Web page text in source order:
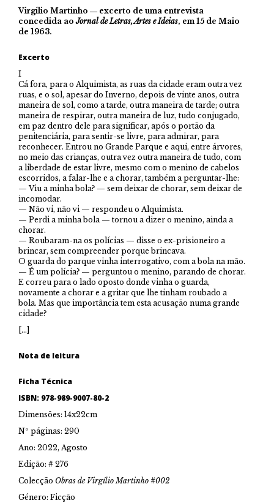
Virgílio Martinho ― excerto de uma entrevista
concedida aoJornal de Letras, Artes e Ideias, em 15 de Maio
de 1963.
Excerto
I
Cá fora, para o Alquimista, as ruas da cidade eram outra vez
ruas, e o sol, apesar do Inverno, depois de vinte anos, outra
maneira de sol, como a tarde, outra maneira de tarde; outra
maneira de respirar, outra maneira de luz, tudo conjugado,
em paz dentro dele para significar, após o portão da
penitenciária, para sentir-se livre, para admirar, para
reconhecer. Entrou no Grande Parque e aqui, entre árvores,
no meio das crianças, outra vez outra maneira de tudo, com
a liberdade de estar livre, mesmo com o menino de cabelos
escorridos, a falar-lhe e a chorar, também a perguntar-lhe:
— Viu a minha bola? — sem deixar de chorar, sem deixar de
incomodar.
— Não vi, não vi — respondeu o Alquimista.
— Perdi a minha bola — tornou a dizer o menino, ainda a
chorar.
— Roubaram-na os polícias — disse o ex-prisioneiro a
brincar, sem compreender porque brincava.
O guarda do parque vinha interrogativo, com a bola na mão.
— É um polícia? — perguntou o menino, parando de chorar.
E correu para o lado oposto donde vinha o guarda,
novamente a chorar e a gritar que lhe tinham roubado a
bola. Mas que importância tem esta acusação numa grande
cidade?
[…]
Nota de leitura
Ficha Técnica
ISBN: 978-989-9007-80-2
Dimensões: 14x22cm
Nº páginas: 290
Ano: 2022, Agosto
Edição: # 276
Colecção Obras de Virgílio Martinho #002
Género: Ficção